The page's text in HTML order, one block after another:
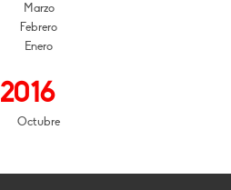
Marzo
Febrero
Enero
2016
Octubre